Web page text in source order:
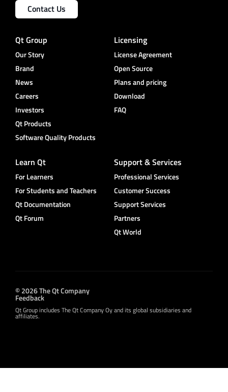
Contact Us
Qt Group
Our Story
Brand
News
Careers
Investors
Qt Products
Software Quality Products
Licensing
License Agreement
Open Source
Plans and pricing
Download
FAQ
Learn Qt
For Learners
For Students and Teachers
Qt Documentation
Qt Forum
Support & Services
Professional Services
Customer Success
Support Services
Partners
Qt World
© 2026 The Qt Company
Feedback
Qt Group includes The Qt Company Oy and its global subsidiaries and
affiliates.